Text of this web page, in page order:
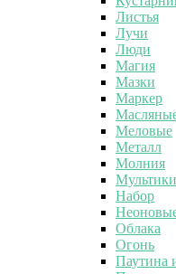
Листья
Лучи
Люди
Магия
Мазки
Маркер
Меловые
Металл
Молния
Мультики
Набор
Облака
Огонь
Паутина